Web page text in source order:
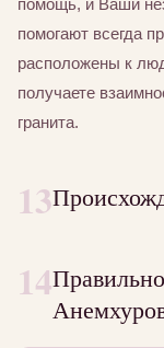
помощь, и Ваши
помогают всегда
расположены к
получаете
гранита.
13
14